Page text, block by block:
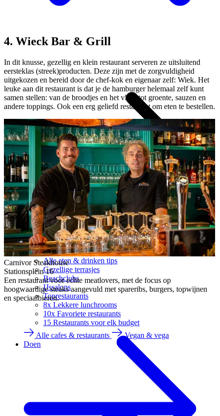
Alle eten & drinken tips
Gezellige terrasjes
Beachclubs
IJssalons
Toprestaurants
8x Lekkere lunchrooms
10x Favoriete restaurants
15 Restaurants voor elk budget
Alle cafes & restaurants
Vegan & vega
Doen
4. Wieck Bar & Grill
In dit knusse, gezellig en klein restaurant serveren ze uitsluitend
eersteklas (streek)producten. Deze zijn met de zorgvuldigheid
uitgekozen en bereid door de chef-kok en eigenaar zelf: Wiek. Het
leuke aan dit restaurant is dat je de hamburger helemaal zelf kunt
samen stellen: van de broodjes en het vlees tot groente, sauzen en
andere toppings. Ook een erg geliefd restaurant om eten te bestellen.
Carnivor Steakhouse
Stationsplein 16
Een restaurant voor echte meatlovers, met de focus op
hoogwaardige steaks aangevuld met spareribs, burgers, topwijnen
en speciaalbieren.